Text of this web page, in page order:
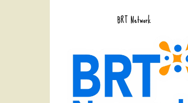
BRT Network